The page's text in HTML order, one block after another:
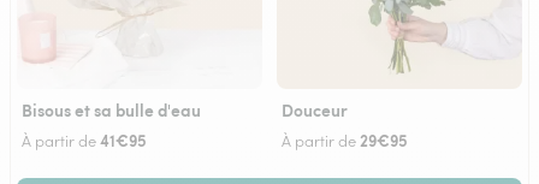
Bisous et sa bulle d'eau
À partir de41€95
Douceur
À partir de 29€95